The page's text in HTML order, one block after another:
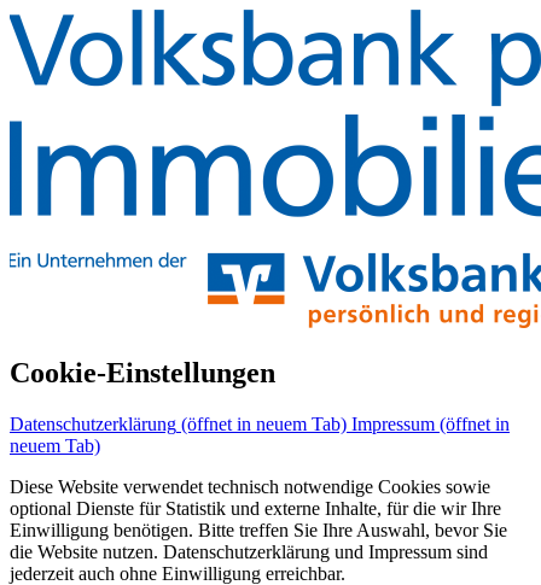
Cookie-Einstellungen
Datenschutzerklärung (öffnet in neuem Tab) Impressum (öffnet in
neuem Tab)
Diese Website verwendet technisch notwendige Cookies sowie
optional Dienste für Statistik und externe Inhalte, für die wir Ihre
Einwilligung benötigen. Bitte treffen Sie Ihre Auswahl, bevor Sie
die Website nutzen. Datenschutzerklärung und Impressum sind
jederzeit auch ohne Einwilligung erreichbar.